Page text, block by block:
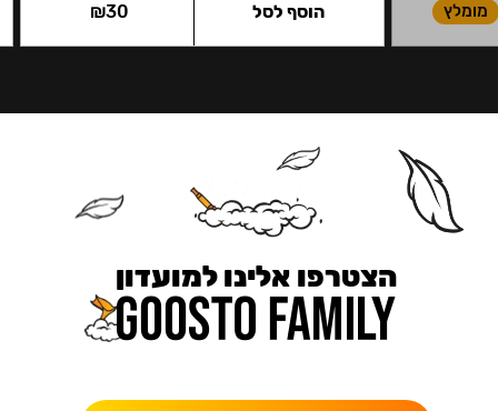
מומלץ ₪30 הוסף לסל
הצטרפו אלינו למועדון